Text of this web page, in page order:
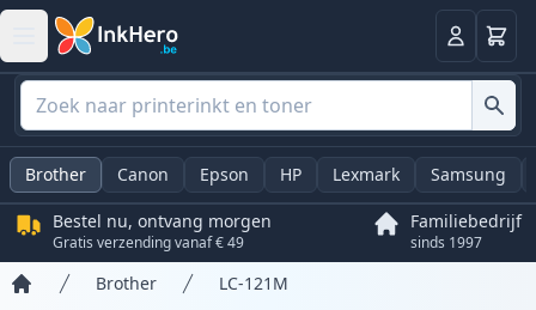
Log in
Brother Canon Epson HP Lexmark Samsung
Bestel nu, ontvang morgen
Gratis verzending vanaf € 49
Familiebedrijf
sinds 1997
Brother LC-121M